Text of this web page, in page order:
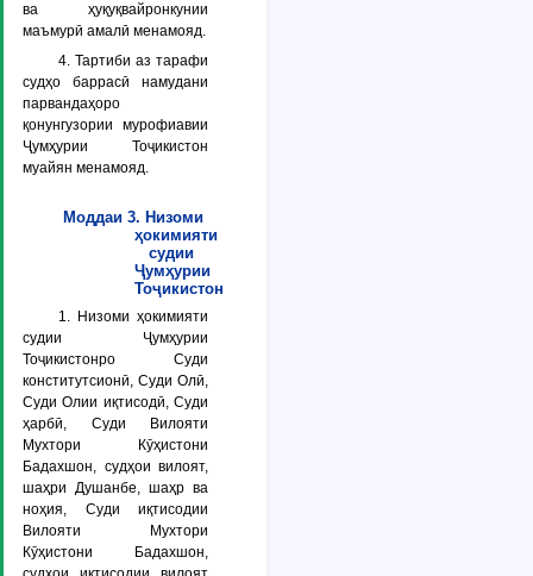
ва ҳуқуқвайронкунии
маъмурӣ амалӣ менамояд.
4. Тартиби аз тарафи
судҳо баррасӣ намудани
парвандаҳоро
қонунгузории мурофиавии
Ҷумҳурии Тоҷикистон
муайян менамояд.
Моддаи 3. Низоми
ҳокимияти
судии
Ҷумҳурии
Тоҷикистон
1. Низоми ҳокимияти
судии Ҷумҳурии
Тоҷикистонро Суди
конститутсионӣ, Суди Олӣ,
Суди Олии иқтисодӣ, Суди
ҳарбӣ, Суди Вилояти
Мухтори Кӯҳистони
Бадахшон, судҳои вилоят,
шаҳри Душанбе, шаҳр ва
ноҳия, Суди иқтисодии
Вилояти Мухтори
Кӯҳистони Бадахшон,